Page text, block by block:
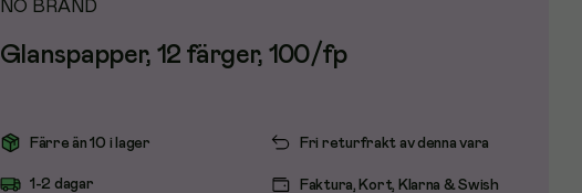
NO BRAND
Glanspapper, 12 färger, 100/fp
Färre än 10 i lager Fri returfrakt av denna vara
1-2 dagar Faktura, Kort, Klarna & Swish